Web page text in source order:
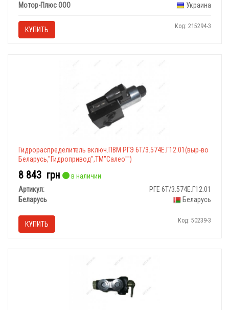
Мотор-Плюс ООО
Украина
КУПИТЬ Код: 215294-3
Гидрораспределитель включ.ПВМ РГЭ 6Т/3.574Е.Г12.01(выр-во
Беларусь,"Гидропривод",ТМ"Салео"")
8 843 грн
в наличии
Артикул:
РГЕ 6Т/3.574Е.Г12.01
Беларусь
Беларусь
КУПИТЬ Код: 50239-3